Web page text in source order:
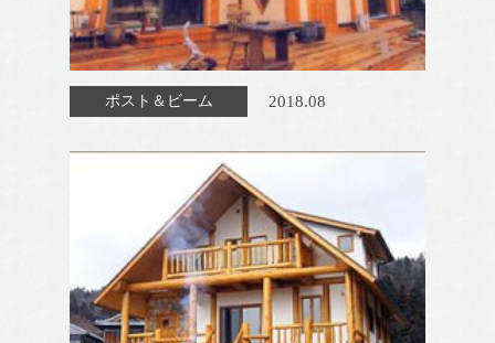
ポスト＆ビーム 2018.08